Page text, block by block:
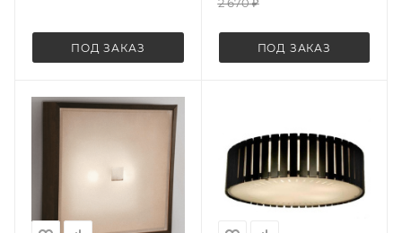
ПОД ЗАКАЗ ПОД ЗАКАЗ